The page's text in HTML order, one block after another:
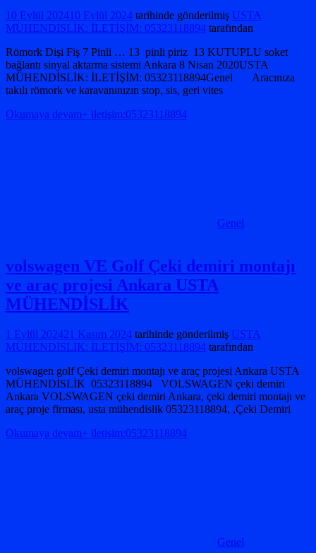
10 Eylül 202410 Eylül 2024 tarihinde gönderilmiş USTA
MÜHENDİSLİK: İLETİŞİM: 05323118894 tarafından
Römork Dişi Fiş 7 Pinli … 13 pinli piriz 13 KUTUPLU soket
bağlantı sinyal aktarma sistemi Ankara 8 Nisan 2020USTA
MÜHENDİSLİK: İLETİŞİM: 05323118894Genel Aracınıza
takılı römork ve karavanınızın stop, sis, geri vites
Okumaya devam+ iletişim:05323118894
Genel
volswagen VE Golf Çeki demiri montajı
ve araç projesi Ankara USTA
MÜHENDİSLİK
1 Eylül 202421 Kasım 2024 tarihinde gönderilmiş USTA
MÜHENDİSLİK: İLETİŞİM: 05323118894 tarafından
volswagen golf Çeki demiri montajı ve araç projesi Ankara USTA
MÜHENDİSLİK 05323118894 VOLSWAGEN çeki demiri
Ankara VOLSWAGEN çeki demiri Ankara, çeki demiri montajı ve
araç proje firması, usta mühendislik 05323118894, ,Çeki Demiri
Okumaya devam+ iletişim:05323118894
Genel